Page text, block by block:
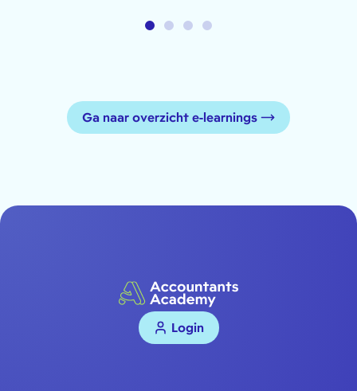
Ga naar overzicht e-learnings
Login